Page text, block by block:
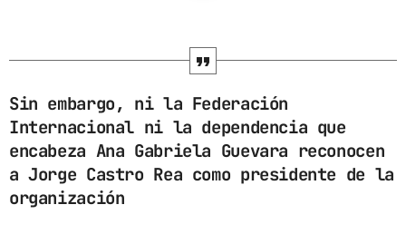
febrero 2025
enero 2025
diciembre 2024
Sin embargo, ni la Federación
Internacional ni la dependencia que
encabeza Ana Gabriela Guevara reconocen
a Jorge Castro Rea como presidente de la
organización